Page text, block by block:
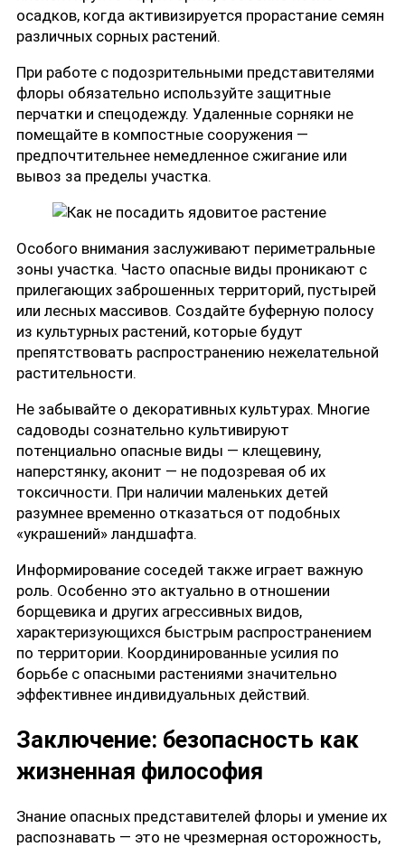
осадков, когда активизируется прорастание семян
различных сорных растений.
При работе с подозрительными представителями
флоры обязательно используйте защитные
перчатки и спецодежду. Удаленные сорняки не
помещайте в компостные сооружения —
предпочтительнее немедленное сжигание или
вывоз за пределы участка.
Особого внимания заслуживают периметральные
зоны участка. Часто опасные виды проникают с
прилегающих заброшенных территорий, пустырей
или лесных массивов. Создайте буферную полосу
из культурных растений, которые будут
препятствовать распространению нежелательной
растительности.
Не забывайте о декоративных культурах. Многие
садоводы сознательно культивируют
потенциально опасные виды — клещевину,
наперстянку, аконит — не подозревая об их
токсичности. При наличии маленьких детей
разумнее временно отказаться от подобных
«украшений» ландшафта.
Информирование соседей также играет важную
роль. Особенно это актуально в отношении
борщевика и других агрессивных видов,
характеризующихся быстрым распространением
по территории. Координированные усилия по
борьбе с опасными растениями значительно
эффективнее индивидуальных действий.
Заключение: безопасность как
жизненная философия
Знание опасных представителей флоры и умение их
распознавать — это не чрезмерная осторожность,